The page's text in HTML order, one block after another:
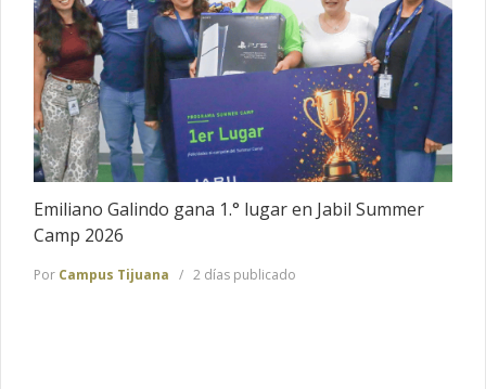
Emiliano Galindo gana 1.° lugar en Jabil Summer
Camp 2026
Por Campus Tijuana 2 días publicado